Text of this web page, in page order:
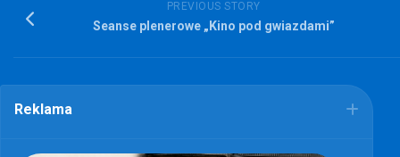
PREVIOUS STORY
Seanse plenerowe „Kino pod gwiazdami”
Reklama